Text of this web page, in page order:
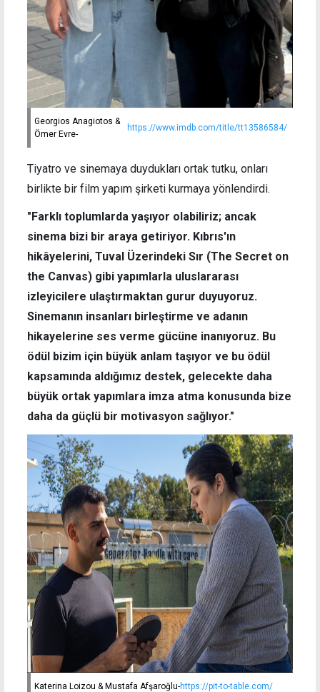
Georgios Anagiotos &
Ömer Evre-
https://www.imdb.com/title/tt13586584/
Tiyatro ve sinemaya duydukları ortak tutku, onları
birlikte bir film yapım şirketi kurmaya yönlendirdi.
"Farklı toplumlarda yaşıyor olabiliriz; ancak
sinema bizi bir araya getiriyor. Kıbrıs'ın
hikâyelerini, Tuval Üzerindeki Sır (The Secret on
the Canvas) gibi yapımlarla uluslararası
izleyicilere ulaştırmaktan gurur duyuyoruz.
Sinemanın insanları birleştirme ve adanın
hikayelerine ses verme gücüne inanıyoruz. Bu
ödül bizim için büyük anlam taşıyor ve bu ödül
kapsamında aldığımız destek, gelecekte daha
büyük ortak yapımlara imza atma konusunda bize
daha da güçlü bir motivasyon sağlıyor."
Katerina Loizou & Mustafa Afşaroğlu-https://pit-to-table.com/